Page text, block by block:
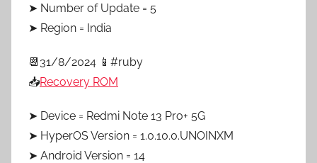
➤ Number of Update = 5
➤ Region = India
📆31/8/2024 📱#ruby
📥Recovery ROM
➤ Device = Redmi Note 13 Pro+ 5G
➤ HyperOS Version = 1.0.10.0.UNOINXM
➤ Android Version = 14